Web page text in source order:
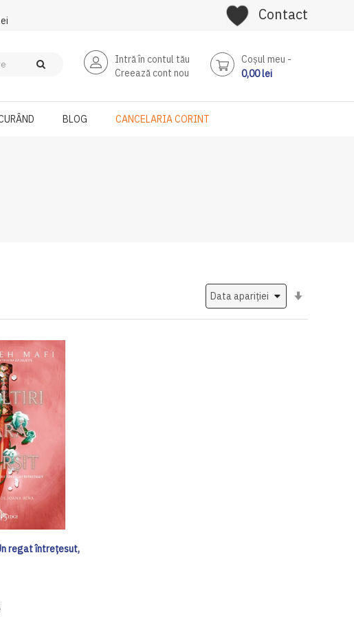
Contact
Intră în contul tău
Creează cont nou
Coşul meu
0,00 lei
BLOG CANCELARIA CORINT
regat întrețesut,